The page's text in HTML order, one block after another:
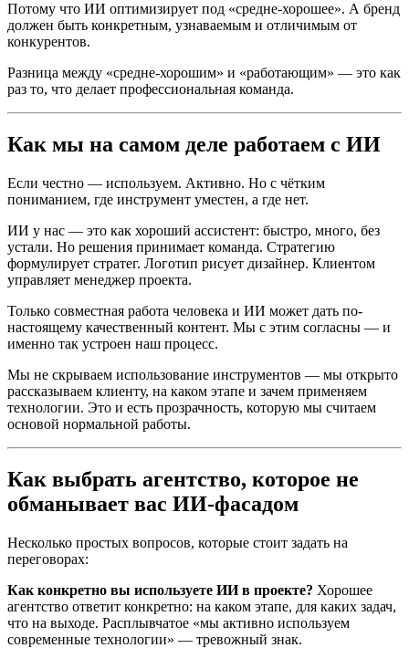
Потому что ИИ оптимизирует под «средне-хорошее». А бренд
должен быть конкретным, узнаваемым и отличимым от
конкурентов.
Разница между «средне-хорошим» и «работающим» — это как
раз то, что делает профессиональная команда.
Как мы на самом деле работаем с ИИ
Если честно — используем. Активно. Но с чётким
пониманием, где инструмент уместен, а где нет.
ИИ у нас — это как хороший ассистент: быстро, много, без
устали. Но решения принимает команда. Стратегию
формулирует стратег. Логотип рисует дизайнер. Клиентом
управляет менеджер проекта.
Только совместная работа человека и ИИ может дать по-
настоящему качественный контент. Мы с этим согласны — и
именно так устроен наш процесс.
Мы не скрываем использование инструментов — мы открыто
рассказываем клиенту, на каком этапе и зачем применяем
технологии. Это и есть прозрачность, которую мы считаем
основой нормальной работы.
Как выбрать агентство, которое не
обманывает вас ИИ-фасадом
Несколько простых вопросов, которые стоит задать на
переговорах:
Как конкретно вы используете ИИ в проекте? Хорошее
агентство ответит конкретно: на каком этапе, для каких задач,
что на выходе. Расплывчатое «мы активно используем
современные технологии» — тревожный знак.